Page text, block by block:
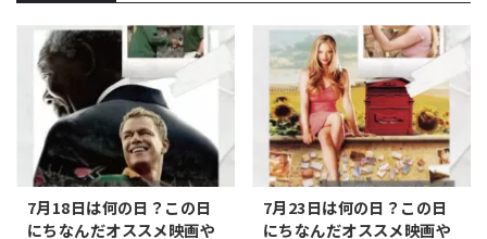
7月18日は何の日？この日
にちなんだオススメ映画や
7月23日は何の日？この日
にちなんだオススメ映画や